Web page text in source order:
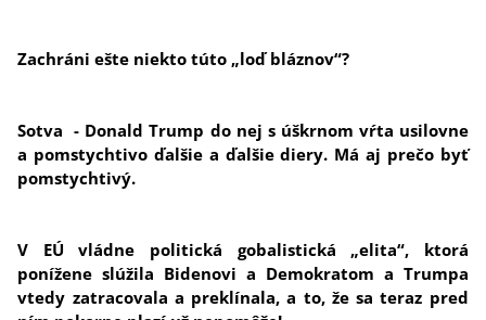
Zachráni ešte niekto túto „loď bláznov“?
Sotva - Donald Trump do nej s úškrnom vŕta usilovne
a pomstychtivo ďalšie a ďalšie diery. Má aj prečo byť
pomstychtivý.
V EÚ vládne politická gobalistická „elita“, ktorá
ponížene slúžila Bidenovi a Demokratom a Trumpa
vtedy zatracovala a preklínala, a to, že sa teraz pred